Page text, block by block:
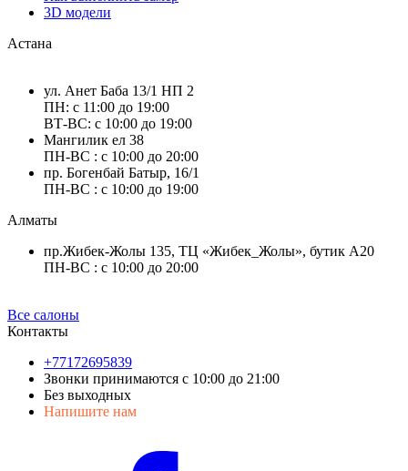
3D модели
Астана
ул. Анет Баба 13/1 НП 2
ПН: с 11:00 до 19:00
ВТ-ВС: с 10:00 до 19:00
Мангилик ел 38
ПН-ВС : с 10:00 до 20:00
пр. Богенбай Батыр, 16/1
ПН-ВС : с 10:00 до 19:00
Алматы
пр.Жибек-Жолы 135, ТЦ «Жибек_Жолы», бутик А20
ПН-ВС : с 10:00 до 20:00
Все салоны
Контакты
+77172695839
Звонки принимаются с 10:00 до 21:00
Без выходных
Напишите нам